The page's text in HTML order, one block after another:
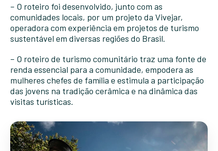
– O roteiro foi desenvolvido, junto com as
comunidades locais, por um projeto da Vivejar,
operadora com experiência em projetos de turismo
sustentável em diversas regiões do Brasil.
– O roteiro de turismo comunitário traz uma fonte de
renda essencial para a comunidade, empodera as
mulheres chefes de família e estimula a participação
das jovens na tradição cerâmica e na dinâmica das
visitas turísticas.